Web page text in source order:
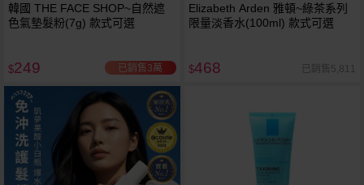
韓國 THE FACE SHOP~自然遮
色氣墊髮粉(7g) 款式可選
$249 已銷售3萬
Elizabeth Arden 雅頓~綠茶系列
限量淡香水(100ml) 款式可選
$468 已銷售5,811